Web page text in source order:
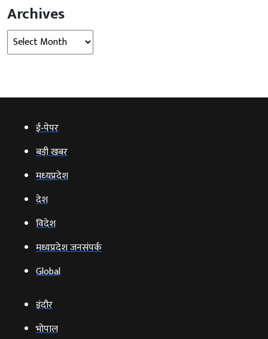
Archives
Archives
ई‑पेपर
बड़ी खबर
मध्‍यप्रदेश
देश
विदेश
मध्यप्रदेश जनसंपर्क
Global
इंदौर
भोपाल